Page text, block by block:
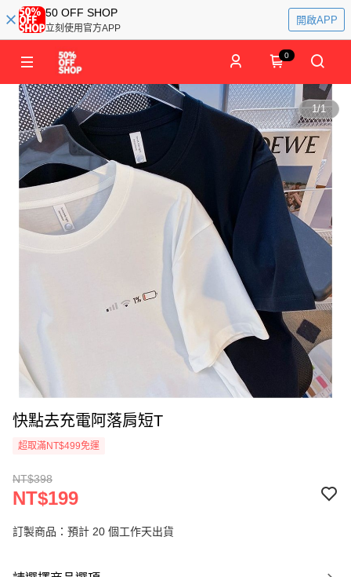
50 OFF SHOP
立刻使用官方APP
開啟APP
0
1/1
快點去充電阿落肩短T
超取滿NT$499免運
NT$398
NT$199
訂製商品：預計 20 個工作天出貨